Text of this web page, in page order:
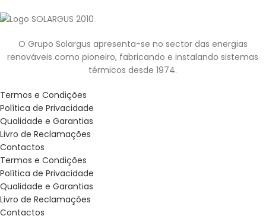
O Grupo Solargus apresenta-se no sector das energias
renováveis como pioneiro, fabricando e instalando sistemas
térmicos desde 1974.
Termos e Condições
Política de Privacidade
Qualidade e Garantias
Livro de Reclamações
Contactos
Termos e Condições
Política de Privacidade
Qualidade e Garantias
Livro de Reclamações
Contactos